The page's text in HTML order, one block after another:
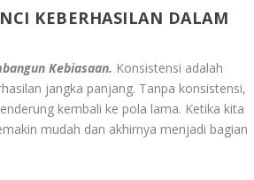
KEBERHASILAN DALAM
Kebiasaan. Konsistensi adalah
jangka panjang. Tanpa konsistensi,
kembali ke pola lama. Ketika kita
mudah dan akhirnya menjadi bagian